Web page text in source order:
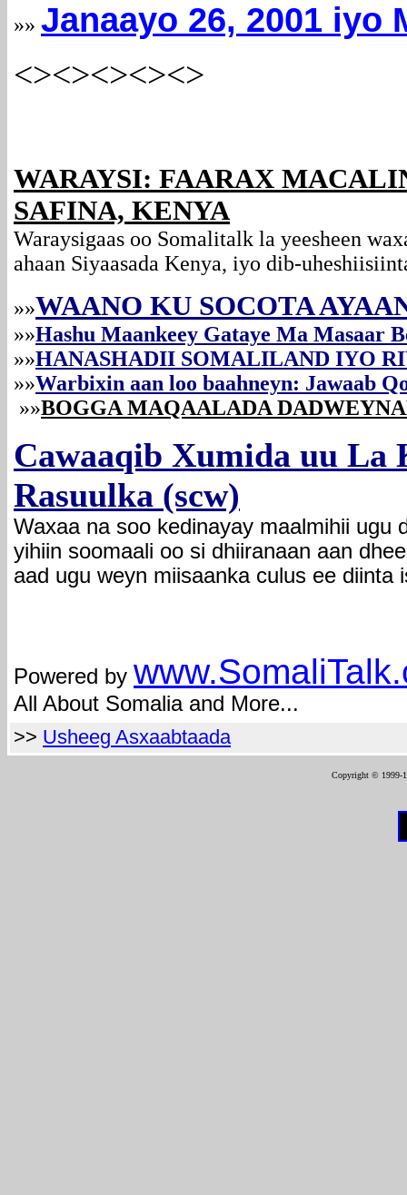
»» Janaayo 26, 2001 iyo
<><><><><>
WARAYSI: FAARAX
SAFINA, KENYA
Waraysigaas oo Somalitalk la yeesheen
ahaan Siyaasada Kenya, iyo dib-
»»WAANO KU SOCOTA
»»Hashu Maankeey Gataye Ma Masaar
»»HANASHADII SOMALILAND IYO
»»Warbixin aan loo baahneyn: Jawaab
»»BOGGA MAQAALADA
Cawaaqib Xumida uu La
Rasuulka (scw)
Waxaa na soo kedinayay maalmihii ugu
yihiin soomaali oo si dhiiranaan aan
aad ugu weyn miisaanka culus ee diinta
Powered by www.Somali
All About Somalia and More...
>> Usheeg Asxaabtaada
Copyright © 1999-